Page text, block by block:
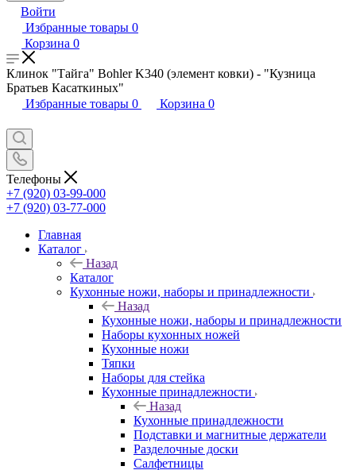
Войти
Избранные товары 0
Корзина 0
Клинок "Тайга" Bohler K340 (элемент ковки) - "Кузница
Братьев Касаткиных"
Избранные товары 0 Корзина 0
Телефоны
+7 (920) 03-99-000
+7 (920) 03-77-000
Главная
Каталог
Назад
Каталог
Кухонные ножи, наборы и принадлежности
Назад
Кухонные ножи, наборы и принадлежности
Наборы кухонных ножей
Кухонные ножи
Тяпки
Наборы для стейка
Кухонные принадлежности
Назад
Кухонные принадлежности
Подставки и магнитные держатели
Разделочные доски
Салфетницы